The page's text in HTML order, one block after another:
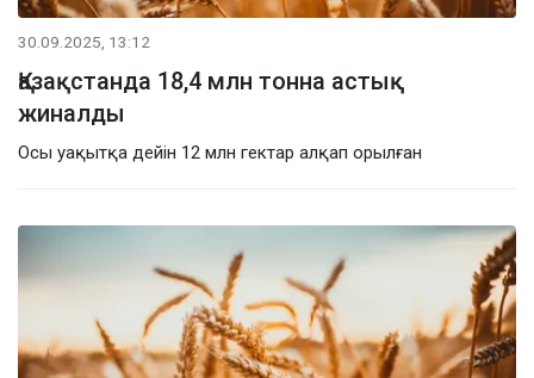
30.09.2025, 13:12
Қазақстанда 18,4 млн тонна астық
жиналды
Осы уақытқа дейін 12 млн гектар алқап орылған